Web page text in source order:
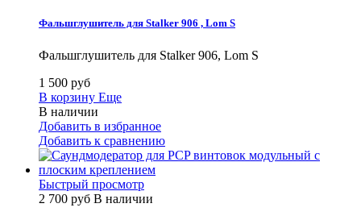
Фальшглушитель для Stalker 906 , Lom S
Фальшглушитель для Stalker 906, Lom S
1 500 руб
В корзину Еще
В наличии
Добавить в избранное
Добавить к сравнению
Быстрый просмотр
2 700 руб В наличии